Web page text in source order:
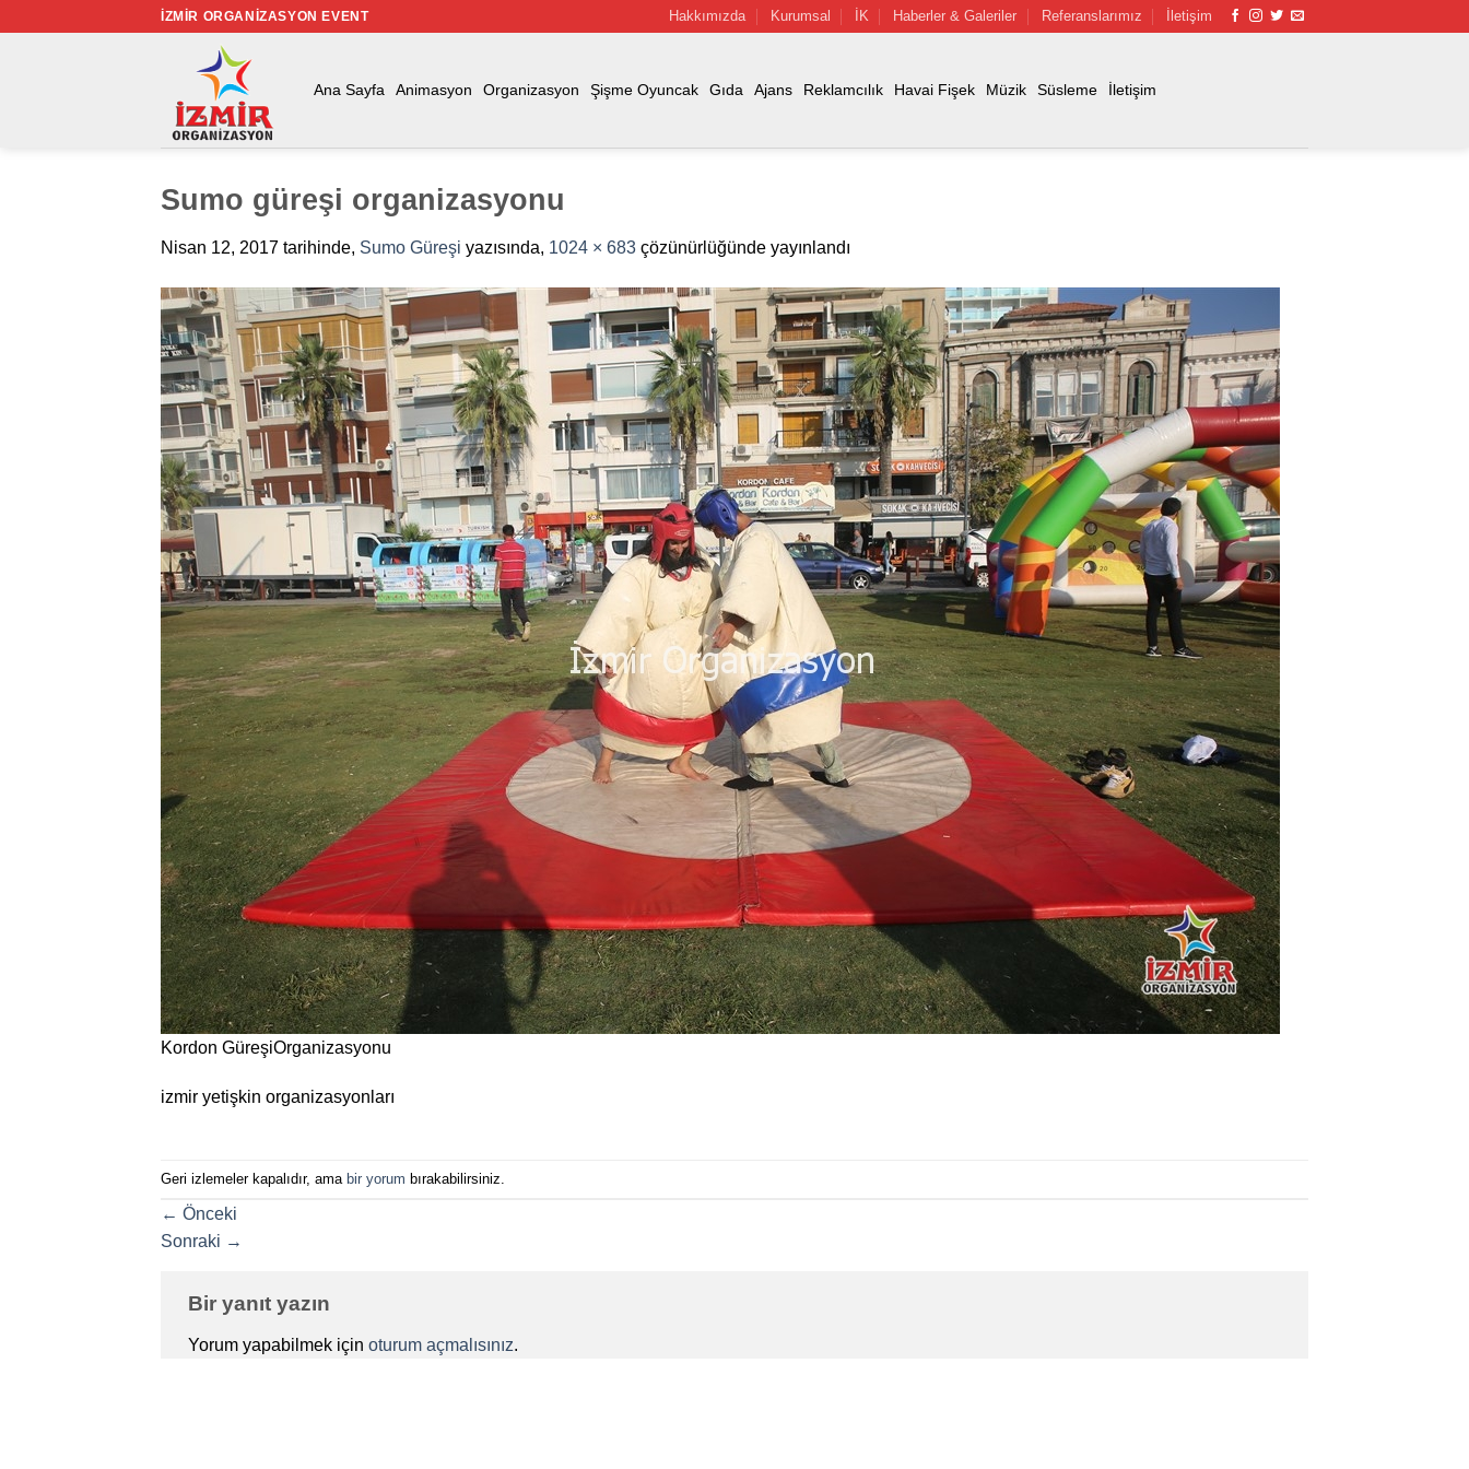
İZMIR ORGANIZASYON EVENT Hakkımızda Kurumsal İK Haberler & Galeriler Referanslarımız İletişim
Ana Sayfa Animasyon Organizasyon Şişme Oyuncak Gıda Ajans Reklamcılık Havai Fişek Müzik Süsleme İletişim
Sumo güreşi organizasyonu
Nisan 12, 2017 tarihinde, Sumo Güreşi yazısında, 1024 × 683 çözünürlüğünde yayınlandı
Kordon GüreşiOrganizasyonu
izmir yetişkin organizasyonları
Geri izlemeler kapalıdır, ama bir yorum bırakabilirsiniz.
← Önceki
Sonraki →
Bir yanıt yazın
Yorum yapabilmek için oturum açmalısınız.